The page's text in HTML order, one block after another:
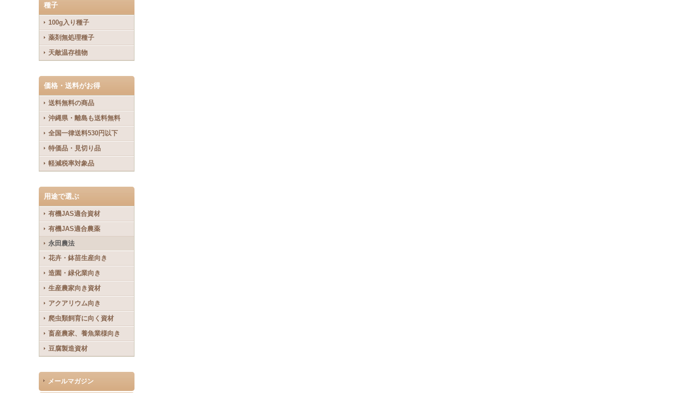
種子
100g入り種子
薬剤無処理種子
天敵温存植物
価格・送料がお得
送料無料の商品
沖縄県・離島も送料無料
全国一律送料530円以下
特価品・見切り品
軽減税率対象品
用途で選ぶ
有機JAS適合資材
有機JAS適合農薬
永田農法
花卉・鉢苗生産向き
造園・緑化業向き
生産農家向き資材
アクアリウム向き
爬虫類飼育に向く資材
畜産農家、養魚業様向き
豆腐製造資材
メールマガジン